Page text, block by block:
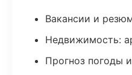
Вакансии и
Недвижимость:
Прогноз погоды